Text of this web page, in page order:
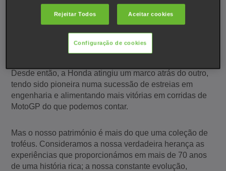
HERANÇA
O nosso fundador, Soichiro Honda, era um sonhador.
Quando apresentou o modelo Tipo A de 50 cc ao Mundo
Desde então, a Honda atingiu um marco atrás do outro,
tendo sido pioneira numa sucessão de estreias em
engenharia e alimentando mais vitórias em corridas de
MotoGP do que podemos contar.
Mas o nosso património é mais do que uma coleção de
troféus. Consideramos a nossa verdadeira herança as
experiências que proporcionámos em mais de 70 anos
de uma história rica; a nossa constante evolução,
Rejeitar Todos Aceitar cookies
Configuração de cookies